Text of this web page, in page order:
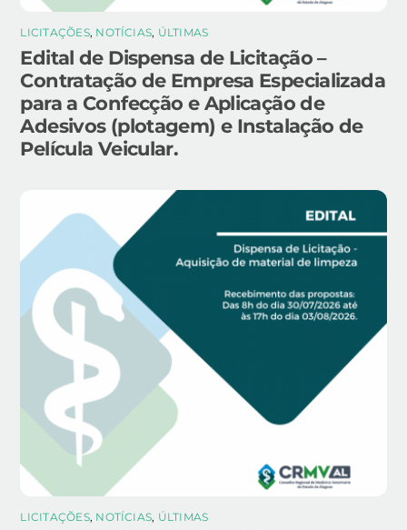
LICITAÇÕES, NOTÍCIAS, ÚLTIMAS
Edital de Dispensa de Licitação –
Contratação de Empresa Especializada
para a Confecção e Aplicação de
Adesivos (plotagem) e Instalação de
Película Veicular.
LICITAÇÕES, NOTÍCIAS, ÚLTIMAS